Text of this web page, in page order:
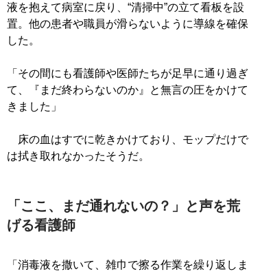
液を抱えて病室に戻り、“清掃中”の立て看板を設
置。他の患者や職員が滑らないように導線を確保
した。
「その間にも看護師や医師たちが足早に通り過ぎ
て、『まだ終わらないのか』と無言の圧をかけて
きました」
床の血はすでに乾きかけており、モップだけで
は拭き取れなかったそうだ。
「ここ、まだ通れないの？」と声を荒
げる看護師
「消毒液を撒いて、雑巾で擦る作業を繰り返しま